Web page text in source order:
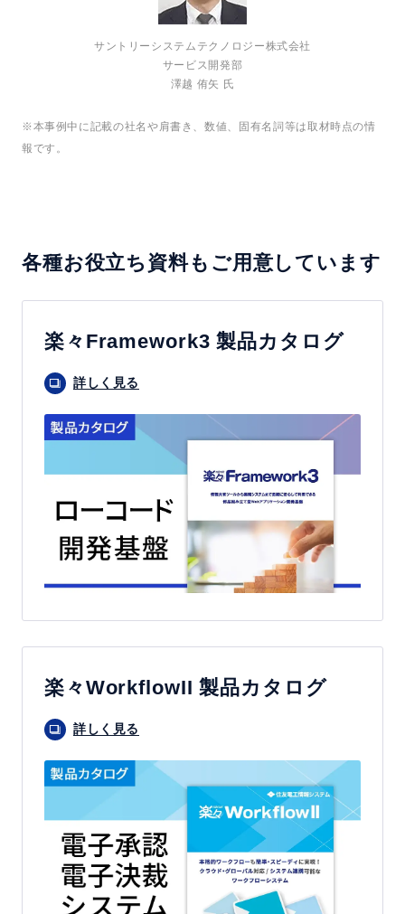
サントリーシステムテクノロジー株式会社
サービス開発部
澤越 侑矢 氏
※本事例中に記載の社名や肩書き、数値、固有名詞等は取材時点の情
報です。
各種お役立ち資料もご用意しています
楽々Framework3 製品カタログ
詳しく見る
楽々WorkflowII 製品カタログ
詳しく見る